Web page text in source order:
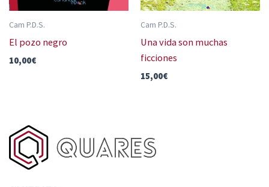
Cam P.D.S.
El pozo negro
10,00€
Cam P.D.S.
Una vida son muchas
ficciones
15,00€